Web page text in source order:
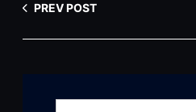
PREV POST